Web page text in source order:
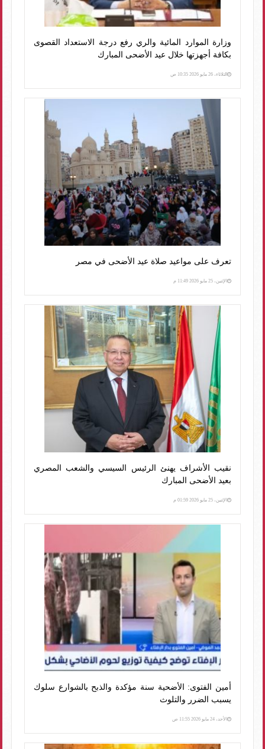
وزارة الموارد المائية والري رفع درجة الاستعداد القصوى
بكافة أجهزتها خلال عيد الأضحى المبارك
الثلاثاء، 26 مايو 2026 10:35 ص
تعرف على مواعيد صلاة عيد الأضحى في مصر
الإثنين، 25 مايو 2026 11:49 م
نقيب الأشراف يهنئ الرئيس السيسي والشعب المصري
بعيد الأضحى المبارك
الإثنين، 25 مايو 2026 01:59 م
أمين الفتوى: الأضحية سنة مؤكدة والذبح بالشوارع سلوك
يسبب الضرر والتلوث
الأحد، 24 مايو 2026 11:55 ص